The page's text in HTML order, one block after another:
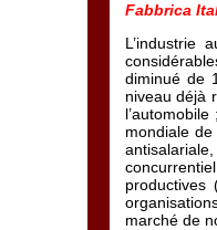
Fabbrica
L’industrie
diminué de
niveau déjà
mondiale
marché de